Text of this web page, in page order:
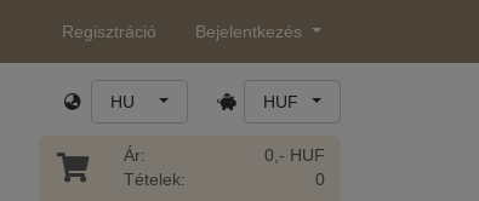
Regisztráció Bejelentkezés
HU HUF
Ár:
Tételek:
0,- HUF
0